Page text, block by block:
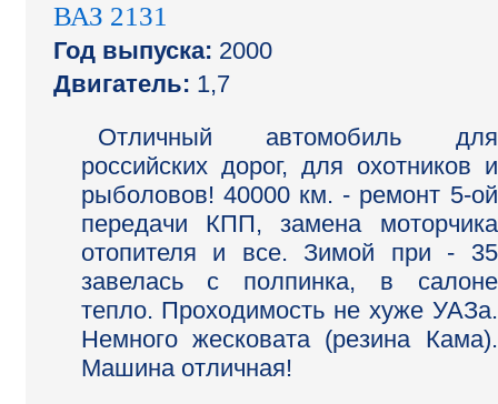
ВАЗ 2131
Год выпуска: 2000
Двигатель: 1,7
Отличный автомобиль для
российских дорог, для охотников и
рыболовов! 40000 км. - ремонт 5-ой
передачи КПП, замена моторчика
отопителя и все. Зимой при - 35
завелась с полпинка, в салоне
тепло. Проходимость не хуже УАЗа.
Немного жесковата (резина Кама).
Машина отличная!